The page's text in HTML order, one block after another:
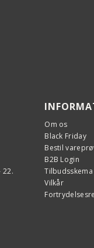
22.
Om os
Black Friday
Bestil
B2B Login
Tilbudsskema
Vilkår